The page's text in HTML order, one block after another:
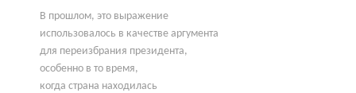
В прошлом, это выражение
использовалось в качестве аргумента
для переизбрания президента,
особенно в то время,
когда страна находилась